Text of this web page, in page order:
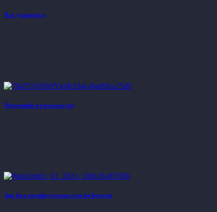
Час улаан нүд
Чөтгөрийг хүмүүжүүлэх
Энэ бол эцсийн хугацаа гэж би бодсон